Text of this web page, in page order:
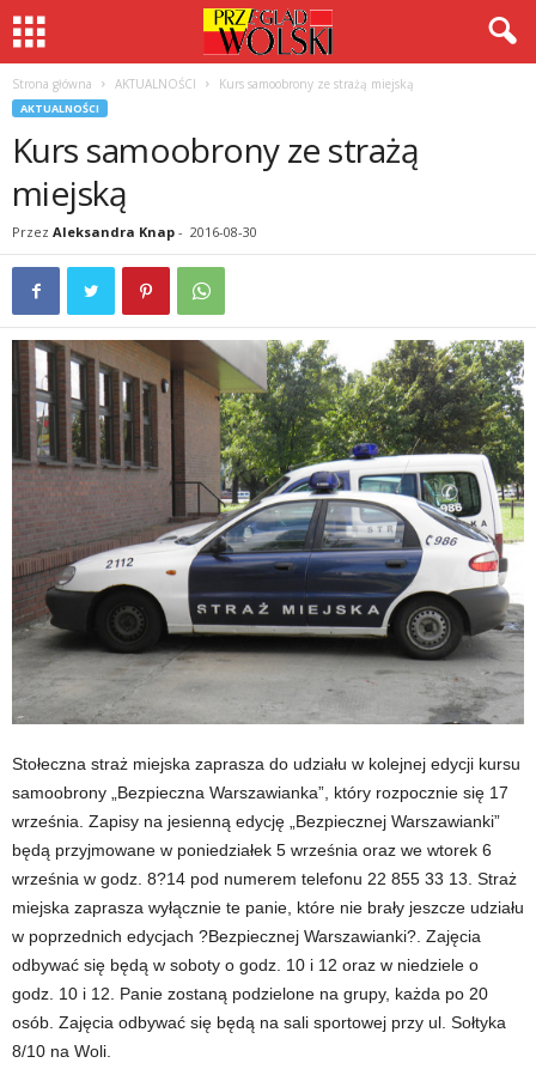
Strona główna AKTUALNOŚCI Kurs samoobrony ze strażą miejską
AKTUALNOŚCI
Kurs samoobrony ze strażą
miejską
Przez Aleksandra Knap - 2016-08-30
Stołeczna straż miejska zaprasza do udziału w kolejnej edycji kursu
samoobrony „Bezpieczna Warszawianka”, który rozpocznie się 17
września. Zapisy na jesienną edycję „Bezpiecznej Warszawianki”
będą przyjmowane w poniedziałek 5 września oraz we wtorek 6
września w godz. 8?14 pod numerem telefonu 22 855 33 13. Straż
miejska zaprasza wyłącznie te panie, które nie brały jeszcze udziału
w poprzednich edycjach ?Bezpiecznej Warszawianki?. Zajęcia
odbywać się będą w soboty o godz. 10 i 12 oraz w niedziele o
godz. 10 i 12. Panie zostaną podzielone na grupy, każda po 20
osób. Zajęcia odbywać się będą na sali sportowej przy ul. Sołtyka
8/10 na Woli.